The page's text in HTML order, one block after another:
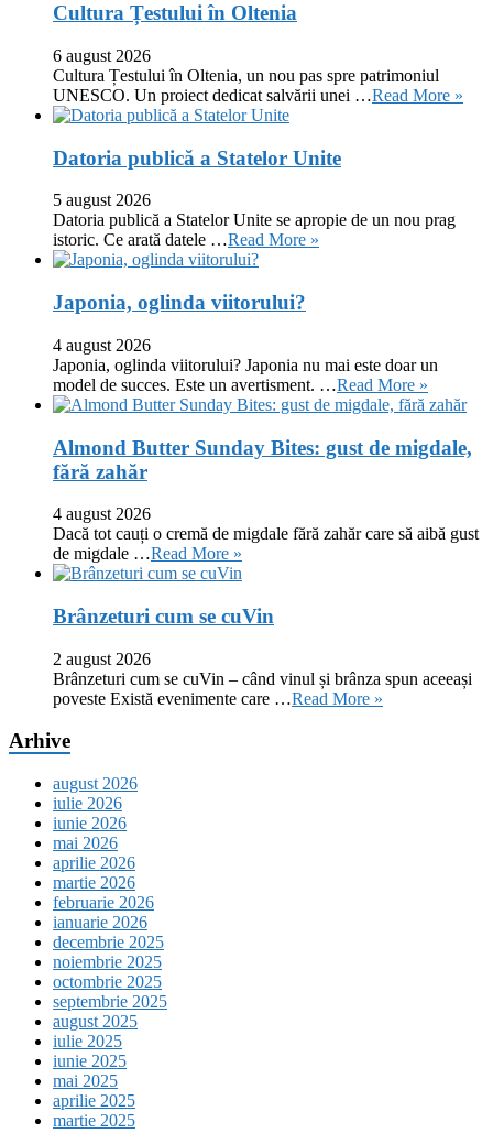
Cultura Țestului în Oltenia
6 august 2026
Cultura Țestului în Oltenia, un nou pas spre patrimoniul
UNESCO. Un proiect dedicat salvării unei …Read More »
Datoria publică a Statelor Unite
5 august 2026
Datoria publică a Statelor Unite se apropie de un nou prag
istoric. Ce arată datele …Read More »
Japonia, oglinda viitorului?
4 august 2026
Japonia, oglinda viitorului? Japonia nu mai este doar un
model de succes. Este un avertisment. …Read More »
Almond Butter Sunday Bites: gust de migdale,
fără zahăr
4 august 2026
Dacă tot cauți o cremă de migdale fără zahăr care să aibă gust
de migdale …Read More »
Brânzeturi cum se cuVin
2 august 2026
Brânzeturi cum se cuVin – când vinul și brânza spun aceeași
poveste Există evenimente care …Read More »
Arhive
august 2026
iulie 2026
iunie 2026
mai 2026
aprilie 2026
martie 2026
februarie 2026
ianuarie 2026
decembrie 2025
noiembrie 2025
octombrie 2025
septembrie 2025
august 2025
iulie 2025
iunie 2025
mai 2025
aprilie 2025
martie 2025